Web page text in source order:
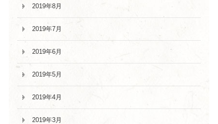
2019年8月
2019年7月
2019年6月
2019年5月
2019年4月
2019年3月